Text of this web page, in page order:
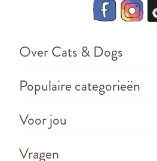
Over Cats & Dogs
Populaire categorieën
Voor jou
Vragen